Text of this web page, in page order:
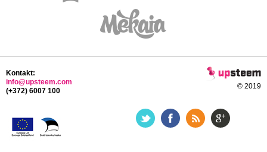
© 2019
Kontakt:
info@upsteem.com
(+372) 6007 100